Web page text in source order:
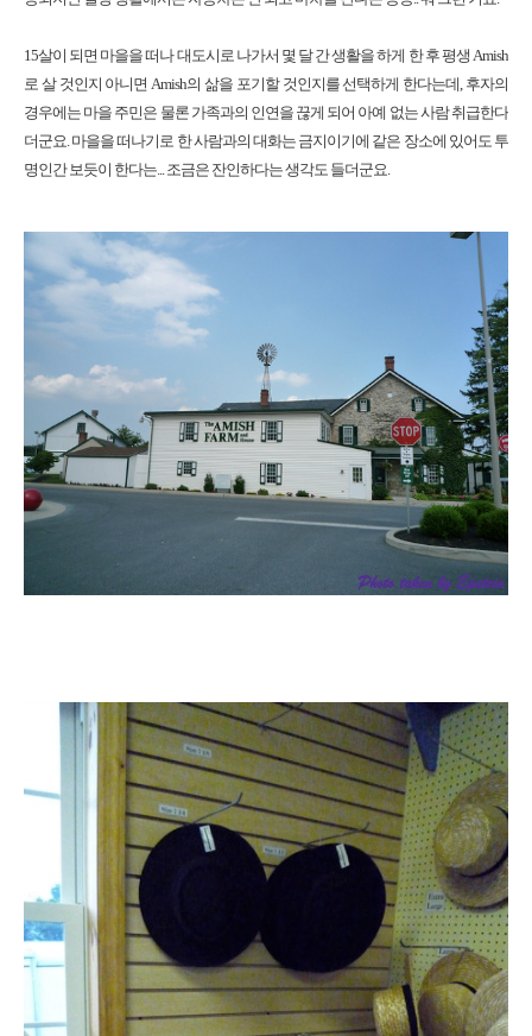
15살이 되면 마을을 떠나 대도시로 나가서 몇 달 간 생활을 하게 한 후 평생 Amish
로 살 것인지 아니면 Amish의 삶을 포기할 것인지를 선택하게 한다는데, 후자의
경우에는 마을 주민은 물론 가족과의 인연을 끊게 되어 아예 없는 사람 취급한다
더군요. 마을을 떠나기로 한 사람과의 대화는 금지이기에 같은 장소에 있어도 투
명인간 보듯이 한다는... 조금은 잔인하다는 생각도 들더군요.